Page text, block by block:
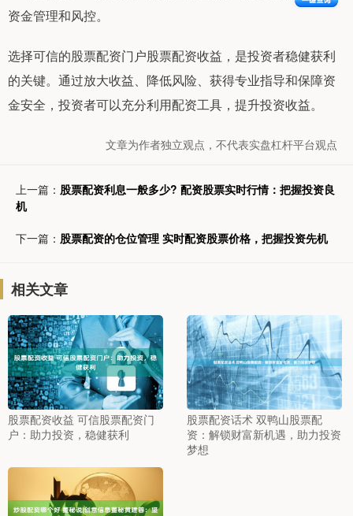
资金管理和风控。
选择可信的股票配资门户股票配资收益，是投资者稳健获利
的关键。通过放大收益、降低风险、获得专业指导和保障资
金安全，投资者可以充分利用配资工具，提升投资收益。
文章为作者独立观点，不代表实盘杠杆平台观点
上一篇： 股票配资利息一般多少? 配资股票实时行情：把握投资良
机
下一篇： 股票配资的仓位管理 实时配资股票价格，把握投资先机
相关文章
股票配资收益 可信股票配资门
户：助力投资，稳健获利
股票配资话术 双鸭山股票配
资：解锁财富新机遇，助力投资
梦想